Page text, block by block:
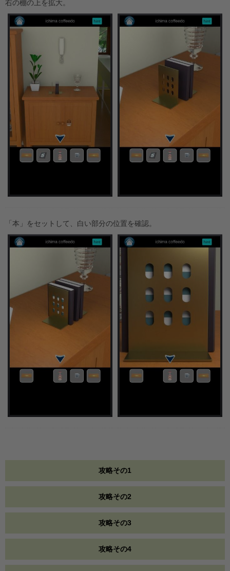
右の棚の上を拡大。
「本」をセットして、白い部分の位置を確認。
攻略その1
攻略その2
攻略その3
攻略その4